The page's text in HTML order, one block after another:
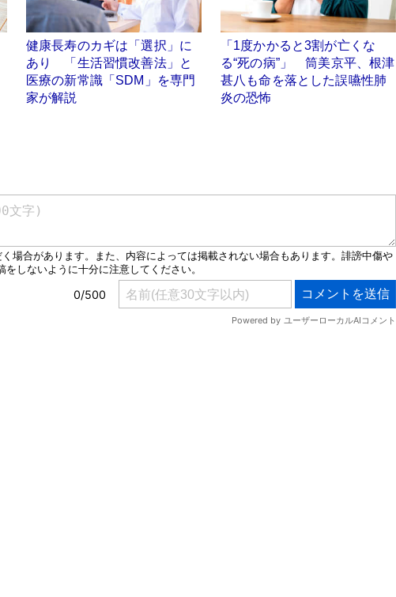
健康長寿のカギは「選択」に
あり 「生活習慣改善法」と
医療の新常識「SDM」を専門
家が解説
「1度かかると3割が亡くな
る“死の病”」 筒美京平、根津
甚八も命を落とした誤嚥性肺
炎の恐怖